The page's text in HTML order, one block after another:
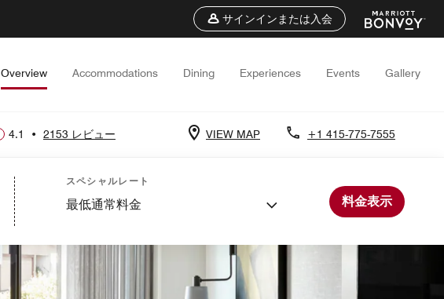
サインインまたは入会
Overview Accommodations Dining Experiences Events Gallery
4.1 • 2153 レビュー VIEW MAP +1 415-775-7555
スペシャルレート
最低通常料金 料金表示